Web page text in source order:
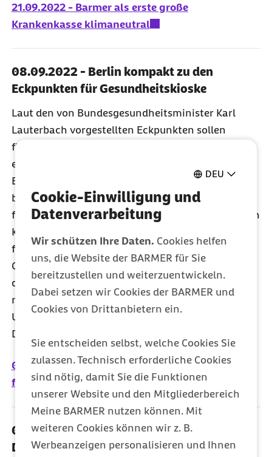
DEU
Cookie-Einwilligung und
Datenverarbeitung
Wir schützen Ihre Daten. Cookies helfen
uns, die Website der BARMER für Sie
bereitzustellen und weiterzuentwickeln.
Dabei setzen wir Cookies der BARMER und
Cookies von Drittanbietern ein.
Sie entscheiden selbst, welche Cookies Sie
zulassen. Technisch erforderliche Cookies
sind nötig, damit Sie die Funktionen
unserer Website und den Mitgliederbereich
Meine BARMER nutzen können. Mit
weiteren Cookies können wir z. B.
Werbeanzeigen personalisieren und Ihnen
21.09.2022 - Barmer als erste große
Krankenkasse klimaneutral
08.09.2022 - Berlin kompakt zu den
Eckpunkten für Gesundheitskioske
Laut den von Bundesgesundheitsminister Karl
Lauterbach vorgestellten Eckpunkten sollen
flächendeckend 1.000 Gesundheitskioske
eingerichtet werden und eine leicht zugängliche
Beratung für Patientinnen und Patienten in sozial
benachteiligten Regionen anbieten. Mehrheitlich
finanziert werden sollen diese von der gesetzlichen
Krankenversicherung. Nach Ansicht der Barmer
führt der flächendeckende Aufbau von
Gesundheitskiosken zu teuren Doppelstrukturen in
der gesundheitlichen Versorgung. Zudem ist nicht
nachvollziehbar, warum die GKV in derartigem
Umfang Leistungen der öffentlichen
Daseinsvorsorge finanzieren soll.
08.09.2022 - Berlin kompakt zu den Eckpunkten
für Gesundheitskioske
05.09.2022 - Bundesregierung beschließt
Digitalstrategie